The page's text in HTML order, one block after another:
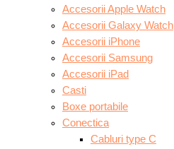
Accesorii Apple Watch
Accesorii Galaxy Watch
Accesorii iPhone
Accesorii Samsung
Accesorii iPad
Casti
Boxe portabile
Conectica
Cabluri type C